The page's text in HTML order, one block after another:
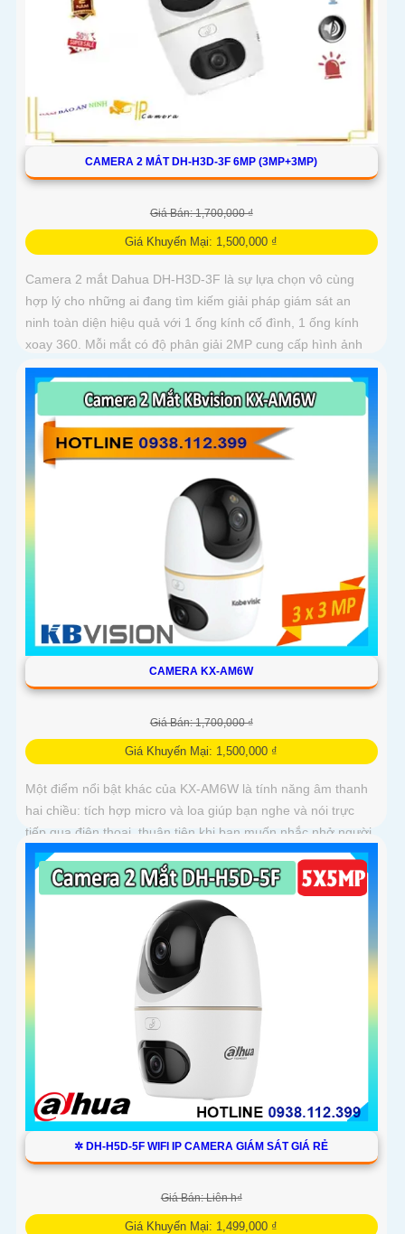
CAMERA 2 MẮT DH-H3D-3F 6MP (3MP+3MP)
Giá Bán: 1,700,000 ₫
Giá Khuyến Mại: 1,500,000 ₫
Camera 2 mắt Dahua DH-H3D-3F là sự lựa chọn vô cùng
hợp lý cho những ai đang tìm kiếm giải pháp giám sát an
ninh toàn diện hiệu quả với 1 ống kính cố đình, 1 ống kính
xoay 360. Mỗi mắt có độ phân giải 2MP cung cấp hình ảnh
giám sát sắc nét, hỗ trợ ban đêm có màu, tích hợp mic và loa
đàm thoại 2 chiều, khả năng phát hiện phân biệt người vật
độ chính xác cao
CAMERA KX-AM6W
Giá Bán: 1,700,000 ₫
Giá Khuyến Mại: 1,500,000 ₫
Một điểm nổi bật khác của KX‑AM6W là tính năng âm thanh
hai chiều: tích hợp micro và loa giúp bạn nghe và nói trực
tiếp qua điện thoại, thuận tiện khi bạn muốn nhắc nhở người
nhà, trò chuyện với khách hoặc cảnh báo người lạ. Kết hợp
với khả năng lưu trữ thẻ nhớ và xem lại nhanh chóng, đây
thực sự là giải pháp giám sát thông minh, gọn nhẹ mà vô
✲ DH-H5D-5F WIFI IP CAMERA GIÁM SÁT GIÁ RẺ
Giá Bán: Liên h₫
Giá Khuyến Mại: 1,499,000 ₫